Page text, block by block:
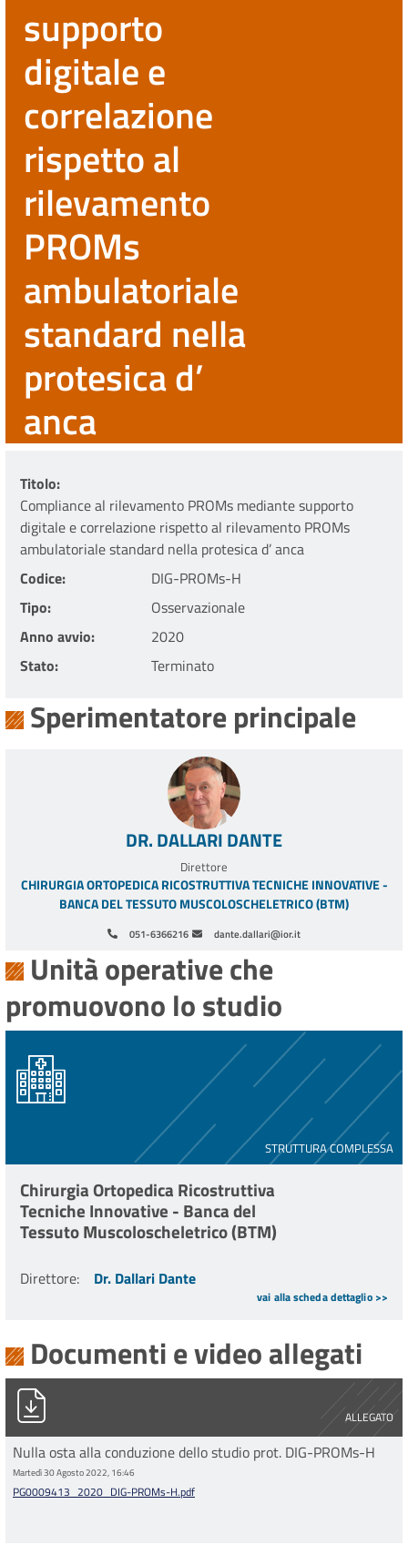
supporto
digitale e
correlazione
rispetto al
rilevamento
PROMs
ambulatoriale
standard nella
protesica d’
anca
Titolo
Compliance al rilevamento PROMs mediante supporto
digitale e correlazione rispetto al rilevamento PROMs
ambulatoriale standard nella protesica d’ anca
Codice
DIG-PROMs-H
Tipo
Osservazionale
Anno avvio
2020
Stato
Terminato
Sperimentatore principale
051-6366216 dante.dallari@ior.it
DR. DALLARI DANTE
Direttore
CHIRURGIA ORTOPEDICA RICOSTRUTTIVA TECNICHE INNOVATIVE -
BANCA DEL TESSUTO MUSCOLOSCHELETRICO (BTM)
Unità operative che
promuovono lo studio
STRUTTURA COMPLESSA
Chirurgia Ortopedica Ricostruttiva
Tecniche Innovative - Banca del
Tessuto Muscoloscheletrico (BTM)
Direttore: Dr. Dallari Dante
vai alla scheda dettaglio >>
Documenti e video allegati
ALLEGATO
PG0009413_2020_DIG-PROMs-H.pdf
Nulla osta alla conduzione dello studio prot. DIG-PROMs-H
Martedì 30 Agosto 2022, 16:46
PG0009413_2020_DIG-PROMs-H.pdf